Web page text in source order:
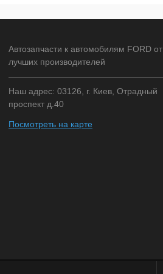
Купить в 1 клик Сравнение
Автозапчасти к автомобилям FORD от
лучших производителей
Наш адрес: 03126, г. Киев, Отрадный
проспект д.40
Посмотреть на карте